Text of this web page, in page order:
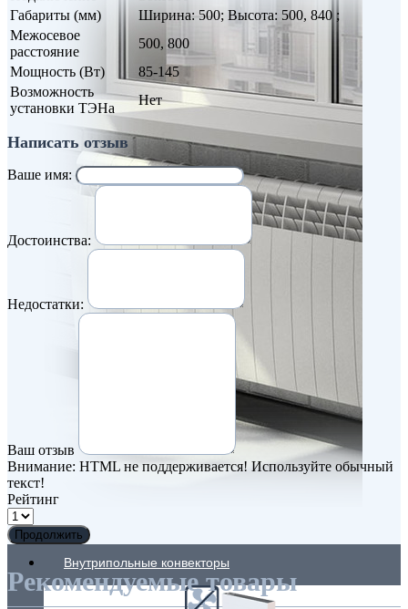
Внутрипольные конвекторы
Габариты (мм)
Ширина: 500; Высота: 500, 840 ;
Межосевое
расстояние
500, 800
Мощность (Вт)
85-145
Возможность
установки ТЭНа
Нет
Написать отзыв
Ваше имя:
Достоинства:
Недостатки:
Ваш отзыв
Внимание: HTML не поддерживается! Используйте обычный
текст!
Рейтинг
Продолжить
Рекомендуемые товары